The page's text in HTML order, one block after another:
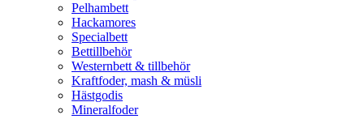
Pelhambett
Hackamores
Specialbett
Bettillbehör
Westernbett & tillbehör
Kraftfoder, mash & müsli
Hästgodis
Mineralfoder